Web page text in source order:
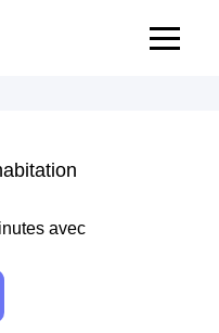
avec